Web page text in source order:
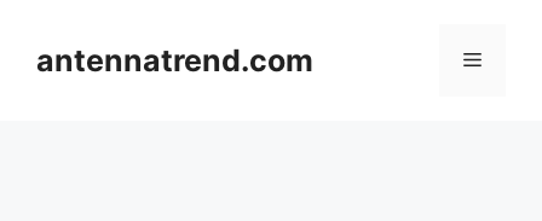
antennatrend.com 메